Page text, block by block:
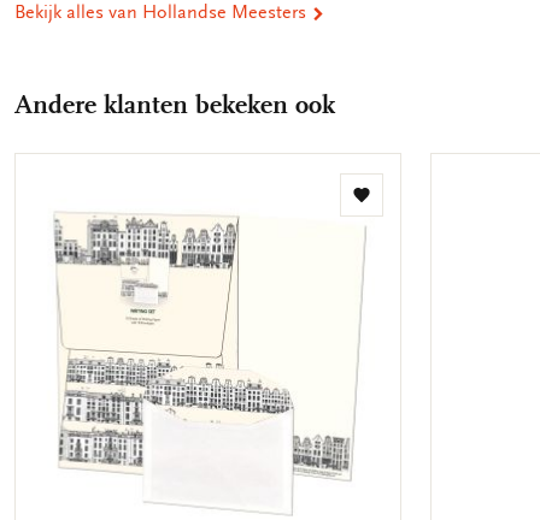
Bekijk alles van Hollandse Meesters
Andere klanten bekeken ook
Toevoegen
aan
verlanglijst